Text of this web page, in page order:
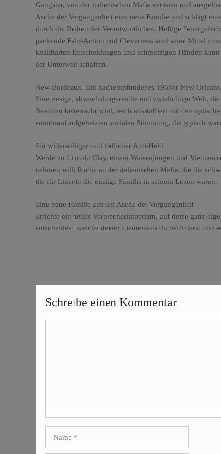
Gangster, von der italienischen Mafia verraten und
Asche der Vergangenheit eine neue Familie und schlägt
durch die Reihen der Verantwortlichen. Heftige
packende Fahr-Action und Cleverness sind seine Mittel
knallharten Entscheidungen und schmutzigen Händen
der Unterwelt schaffen.
New Bordeaux. Ein nachempfundenes 1968er New Orleans
Eine riesige, abwechslungsreiche und zwielichtige Welt,
Beamten beherrscht wird, reich ausstaffiert mit den
emotional aufgeheizten sozialen Stimmung, die typisch
Ein widerwilliger und tödlicher Anti-Held
Werde zu Lincoln Clay, einem Waisenjungen und
nehmen will; Rache an der italienischen Mafia, die die
die für Lincoln die einzige Familie in seinem Leben waren.
Eine neue Familie aus der Asche der Vergangenheit
Errichte ein neues Verbrecherimperium, auf deine ganz
entscheidest, welche deiner Lieutenants du beförderst und
Schreibe einen Kommentar